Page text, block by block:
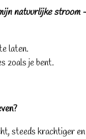
natuurlijke stroom
laten.
zoals je bent.
steeds krachtiger